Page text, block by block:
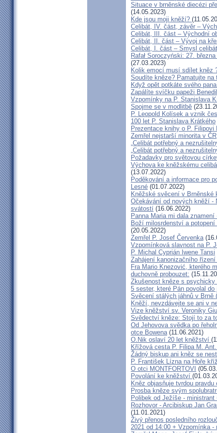
Situace v brněnské diecézi
(14.05.2023)
Kde jsou moji kněží?
Celibát, IV. část, závěr –
Celibát, III. část – Východní
Celibát, II. část – Vývoj na
Celibát, I. část – Smysl
Rafał Soroczyński: 27.
(27.03.2023)
Kolik emocí musí sdílet kněz
Soudíte kněze? Pamatujte
Když opět potkáte svého
Zapálíte svíčku papeži
Vzpomínky na P. Stanislava
Spojme se v modlitbě
P. Leopold Kolísek a vznik
100 let P. Stanislava Krátkého
Prezentace knihy o P. Filipovi
Zemřel nejstarší minorita v ČR
„Celibát potřebný a
„Celibát potřebný a
Požadavky pro světovou
Výchova ke kněžskému
(13.07.2022)
Poděkování a informace pro
Lesné (01.07.2022)
Kněžské svěcení v Brněnské
Očekávání od nových kněží -
svátostí (16.06.2022)
Panna Maria mi dala
Boží milosrdenství a
(20.05.2022)
Zemřel P. Josef Červenka
Vzpomínková slavnost na P.
P. Michal Cyprián Iwene Tansi
Zahájení kanonizačního
Fra Mario Knezović, kterého
duchovně probouzet:
Zkušenost kněze s psychicky
5 sester, které Pán povolal do
Svěcení stálých jáhnů v Brně
Kněží, nevzdávejte se ani v
Vize kněžství sv. Veroniky
Svědectví kněze: Stojí to za
Od Jehovova svědka po
otce Bowena(11.06.2021)
O.Nik oslaví 20 let kněžství
Křížová cesta P. Filipa M.
Žádný biskup ani kněz se
P. František Lízna na Hoře
O otci MONTFORTOVI
Povolání ke kněžství
Kněz objasňuje tvrdou
Prosba kněze svým
Polibek od Ježíše -
Rozhovor - Arcibiskup Jan
(11.01.2021)
Živý přenos posledního
2021 od 14:00 + Vzpomínka